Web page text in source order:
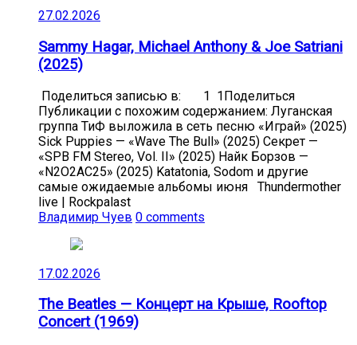
27.02.2026
Sammy Hagar, Michael Anthony & Joe Satriani
(2025)
Поделиться записью в: 1 1Поделиться
Публикации с похожим содержанием: Луганская
группа ТиФ выложила в сеть песню «Играй» (2025)
Sick Puppies — «Wave The Bull» (2025) Секрет —
«SPB FM Stereo, Vol. II» (2025) Найк Борзов —
«N2O2AC25» (2025) Katatonia, Sodom и другие
самые ожидаемые альбомы июня Thundermother
live | Rockpalast
Владимир Чуев 0 comments
17.02.2026
The Beatles — Концерт на Крыше, Rooftop
Concert (1969)